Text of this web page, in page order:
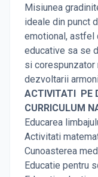
Misiunea
ideale din punct
emotional, astfel
educative sa se
si corespunzator
dezvoltarii
ACTIVITATI PE
CURRICULUM
Educarea
Activitati
Cunoasterea
Educatie pentru